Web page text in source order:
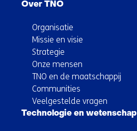
Over TNO
Organisatie
Missie en visie
Strategie
Onze mensen
TNO en de maatschappij
Communities
Veelgestelde vragen
Technologie en wetenschap